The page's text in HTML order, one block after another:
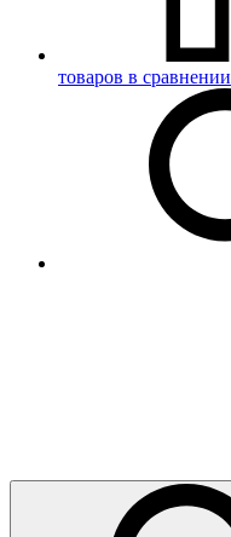
товаров в сравнении